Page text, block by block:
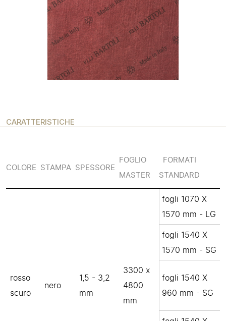
CARATTERISTICHE
COLORE STAMPA SPESSORE
FOGLIO
MASTER
FORMATI
STANDARD
fogli 1070 X
1570 mm - LG
fogli 1540 X
1570 mm - SG
rosso
scuro
nero
1,5 - 3,2
mm
3300 x
4800
mm
fogli 1540 X
960 mm - SG